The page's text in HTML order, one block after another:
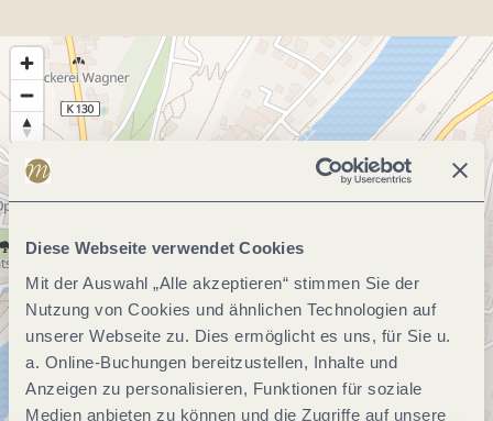
Diese Webseite verwendet Cookies
Mit der Auswahl „Alle akzeptieren“ stimmen Sie der
Nutzung von Cookies und ähnlichen Technologien auf
unserer Webseite zu. Dies ermöglicht es uns, für Sie u.
a. Online-Buchungen bereitzustellen, Inhalte und
Anzeigen zu personalisieren, Funktionen für soziale
Medien anbieten zu können und die Zugriffe auf unsere